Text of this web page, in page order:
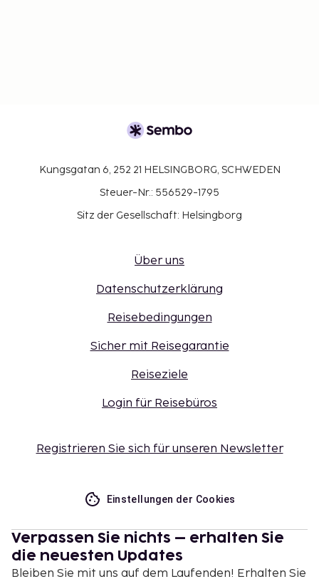
Kungsgatan 6, 252 21 HELSINGBORG, SCHWEDEN
Steuer-Nr.: 556529-1795
Sitz der Gesellschaft: Helsingborg
Über uns
Datenschutzerklärung
Reisebedingungen
Sicher mit Reisegarantie
Reiseziele
Login für Reisebüros
Registrieren Sie sich für unseren Newsletter
Einstellungen der Cookies
Verpassen Sie nichts – erhalten Sie
die neuesten Updates
Bleiben Sie mit uns auf dem Laufenden! Erhalten Sie